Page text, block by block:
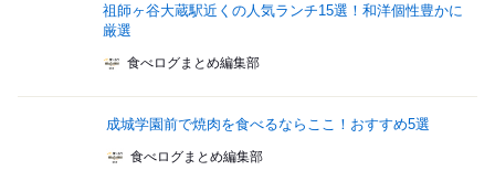
祖師ヶ谷大蔵駅近くの人気ランチ15選！和洋個性豊かに
厳選
食べログまとめ編集部
成城学園前で焼肉を食べるならここ！おすすめ5選
食べログまとめ編集部